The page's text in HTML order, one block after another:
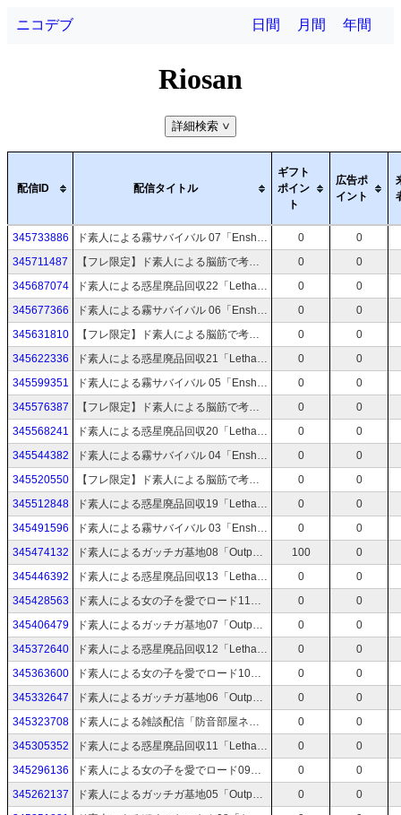
ニコデブ 日間 月間 年間
Riosan
詳細検索 >
配信ID 配信タイトル
ギフト
ポイン
ト
広告ポ
イント
345733886 ド素人による霧サバイバル 07「Enshrouded~霧の王国」 0
0
345711487
【フレ限定】ド素人による脳筋で考える防衛軍 06「地球防衛軍6」 0
0
345687074
ド素人による惑星廃品回収22「Lethal Company」 0
0
345677366
ド素人による霧サバイバル 06「Enshrouded~霧の王国」 0
0
345631810
【フレ限定】ド素人による脳筋で考える防衛軍 05「地球防衛軍6」 0
0
345622336
ド素人による惑星廃品回収21「Lethal Company」 0
0
345599351
ド素人による霧サバイバル 05「Enshrouded~霧の王国」 0
0
345576387
【フレ限定】ド素人による脳筋で考える防衛軍 04「地球防衛軍6」 0
0
345568241
ド素人による惑星廃品回収20「Lethal Company」 0
0
345544382
ド素人による霧サバイバル 04「Enshrouded~霧の王国」 0
0
345520550
【フレ限定】ド素人による脳筋で考える防衛軍 03「地球防衛軍6」 0
0
345512848
ド素人による惑星廃品回収19「Lethal Company」 0
0
345491596
ド素人による霧サバイバル 03「Enshrouded~霧の王国」 0
0
345474132
ド素人によるガッチガ基地08「Outpost: Infinity Siege」 100
0
345446392
ド素人による惑星廃品回収13「Lethal Company」 0
0
345428563
ド素人による女の子を愛でロード11「ユニコーンオーバーロード」ネタバレあり 0
0
345406479
ド素人によるガッチガ基地07「Outpost: Infinity Siege」 0
0
345372640
ド素人による惑星廃品回収12「Lethal Company」 0
0
345363600
ド素人による女の子を愛でロード10「ユニコーンオーバーロード」ネタバレあり 0
0
345332647
ド素人によるガッチガ基地06「Outpost: Infinity Siege」 0
0
345323708
ド素人による雑談配信「防音部屋ネタ」 0
0
345305352
ド素人による惑星廃品回収11「Lethal Company」 0
0
345296136
ド素人による女の子を愛でロード09「ユニコーンオーバーロード」ネタバレあり 0
0
345262137
ド素人によるガッチガ基地05「Outpost: Infinity Siege」 0
0